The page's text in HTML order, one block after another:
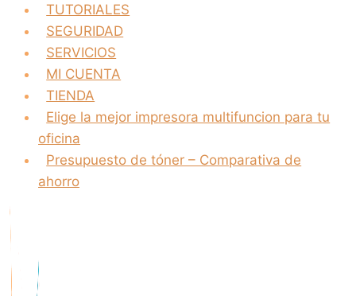
TUTORIALES
SEGURIDAD
SERVICIOS
MI CUENTA
TIENDA
Elige la mejor impresora multifuncion para tu
oficina
Presupuesto de tóner – Comparativa de
ahorro